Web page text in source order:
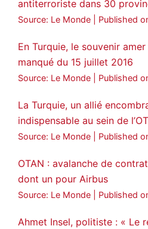
antiterroriste dans 30
Source: Le Monde Published
En Turquie, le souvenir
manqué du 15 juillet 2016
Source: Le Monde Published
La Turquie, un allié
indispensable au sein de
Source: Le Monde Published
OTAN : avalanche de
dont un pour Airbus
Source: Le Monde Published
Ahmet Insel, politiste : « Le